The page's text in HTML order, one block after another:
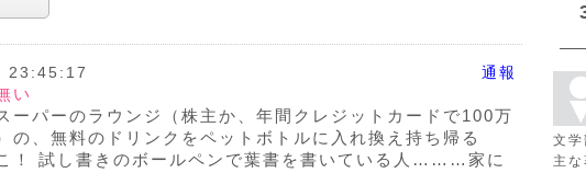
23:45:17
通報
い
ーパーのラウンジ（株主か、年間クレジットカードで100万
の、無料のドリンクをペットボトルに入れ換え持ち帰る
試し書きのボールペンで葉書を書いている人………家に
文学
主